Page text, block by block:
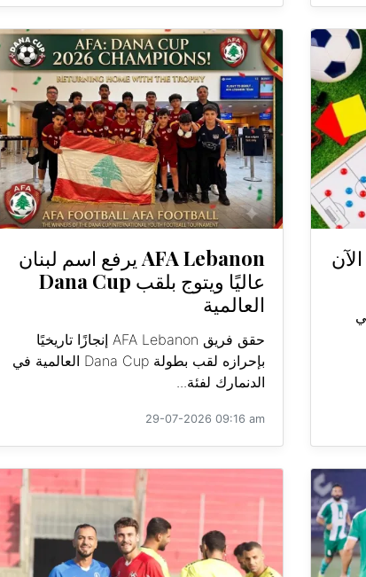
AFA Lebanon يرفع اسم لبنان
عاليًا ويتوج بلقب Dana Cup
العالمية
حقق فريق AFA Lebanon إنجازًا تاريخيًا
بإحرازه لقب بطولة Dana Cup العالمية في
الدنمارك لفئة...
29-07-2026 09:16 am